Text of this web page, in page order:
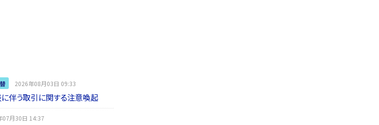
2026年08月03日 09:33
伴う取引に関する注意喚起
07月30日 14:37